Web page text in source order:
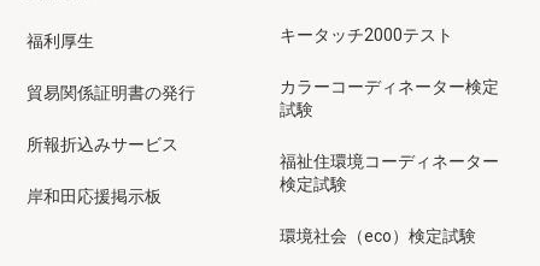
福利厚生
貿易関係証明書の発行
所報折込みサービス
岸和田応援掲示板
キータッチ2000テスト
カラーコーディネーター検定
試験
福祉住環境コーディネーター
検定試験
環境社会（eco）検定試験